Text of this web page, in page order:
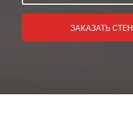
ЗАКАЗАТЬ